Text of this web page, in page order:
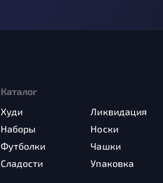
Каталог
Худи
Ликвидация
Наборы
Носки
Футболки
Чашки
Сладости
Упаковка